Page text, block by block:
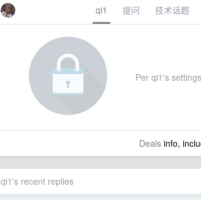
qi1 提问 技术话题
Per qi1's
Dealsinfo,
qi1's recent replies